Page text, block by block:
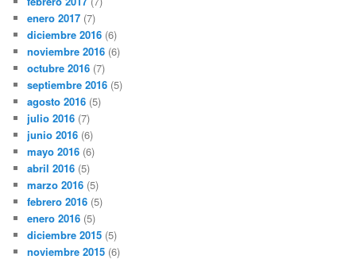
enero 2017 (7)
diciembre 2016 (6)
noviembre 2016 (6)
octubre 2016 (7)
septiembre 2016 (5)
agosto 2016 (5)
julio 2016 (7)
junio 2016 (6)
mayo 2016 (6)
abril 2016 (5)
marzo 2016 (5)
febrero 2016 (5)
enero 2016 (5)
diciembre 2015 (5)
noviembre 2015 (6)